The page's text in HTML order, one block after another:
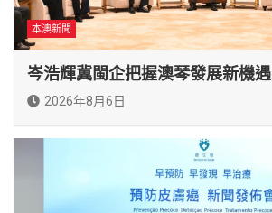
本澳新聞
岑浩輝冀閩企把握澳琴發展新機遇
2026年8月6日